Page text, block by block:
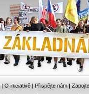
| O iniciativě | Přispějte nám |